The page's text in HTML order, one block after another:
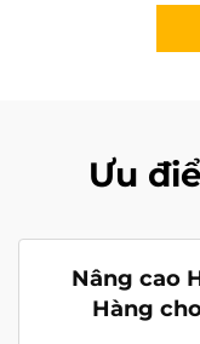
Ưu
Nâng cao
Hàng